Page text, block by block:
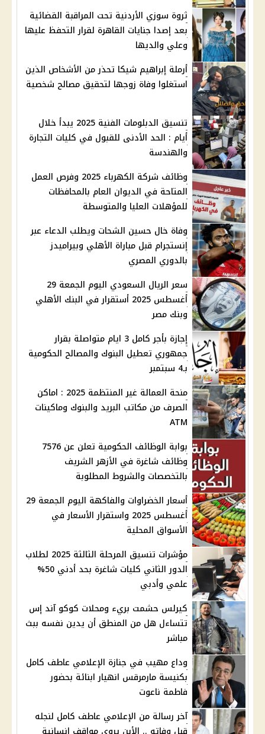
ثروة سوزي الأردنية تحت المراقبة القضائية
بعد إصدا جنايات القاهرة لقرار التحفظ عليها
وعلي والديها
أرملة إبراهيم شيكا تحذر من الأشخاص الذين
استغلوا وفاة زوجها لتحقيق مصالح شخصية
تنسيق الدبلومات الفنية 2025 يبدأ خلال
أيام : الحد الأدنى للقبول في كليات التجارة
والهندسة
وظائف شركة الكهرباء 2025 وفرص العمل
المتاحة في الديوان العام بالمحافظات
للمؤهلات العليا والمتوسطة
وفاة خال حسين الشحات ويطلب الدعاء عبر
إنستجرام قبل مباراة الأهلي وبيراميدز
بالدوري المصري
سعر الريال السعودي اليوم الجمعة 29
أغسطس 2025 أستقرار في البنك الأهلي
وبنك مصر
إجازة بأجر كامل 3 ايام متواصلة بقرار
جمهوري تعطيل البنوك والمصالح الحكومية
بـ4 سبتمبر
منحة العمالة غير المنتظمة 2025 : اماكن
الصرف من مكاتب البريد والبنوك وماكينات
ATM
بوابة الوظائف الحكومية تعلن عن 7576
وظائف شاغرة في الأزهر الشريف
بالتخصصات والشروط المطلوبة
أسعار الخضراوات والفاكهة اليوم الجمعة 29
أغسطس 2025 واستقرار الأسعار في
الأسواق المحلية
مؤشرات تنسيق المرحلة الثالثة 2025 لطلاب
الدور الثاني كليات شاغرة بحد أدني 50%
علمي وأدبي
كيرلس حشمت بريء ومحلات كوكو آند إس
تتساءل هل من المنطق أن يدين نفسه ببث
مباشر
وداع مهيب في جنازة الإعلامي عاطف كامل
بكنيسة مارمرقس انهيار ابنائة بحضور
فاطمة ناعوت
آخر رسالة من الإعلامي عاطف كامل لنجله